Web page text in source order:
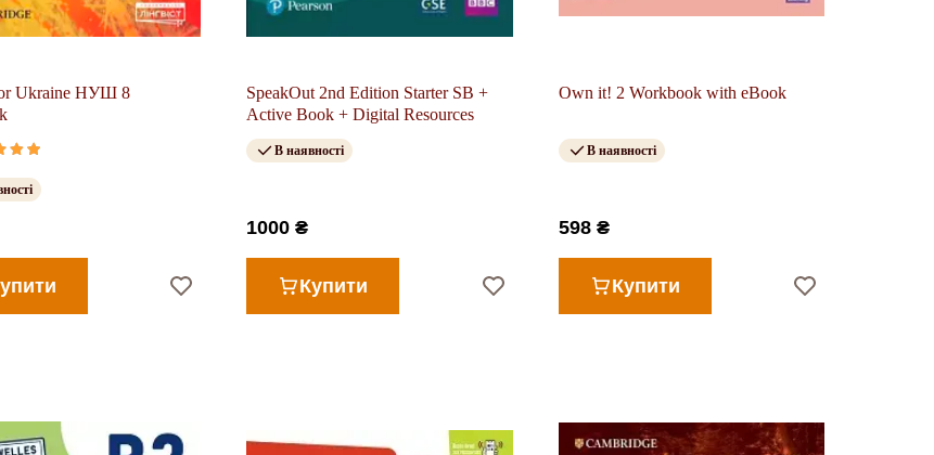
Ukraine НУШ 8
SpeakOut 2nd Edition Starter SB +
Active Book + Digital Resources
В наявності
1000 ₴
Купити
Own it! 2 Workbook with eBook
В наявності
598 ₴
Купити